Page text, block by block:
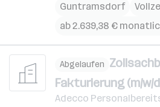
Guntramsdorf
ab 2.639,38 €
Abgelaufen
Fakturierung (m/w/
Adecco